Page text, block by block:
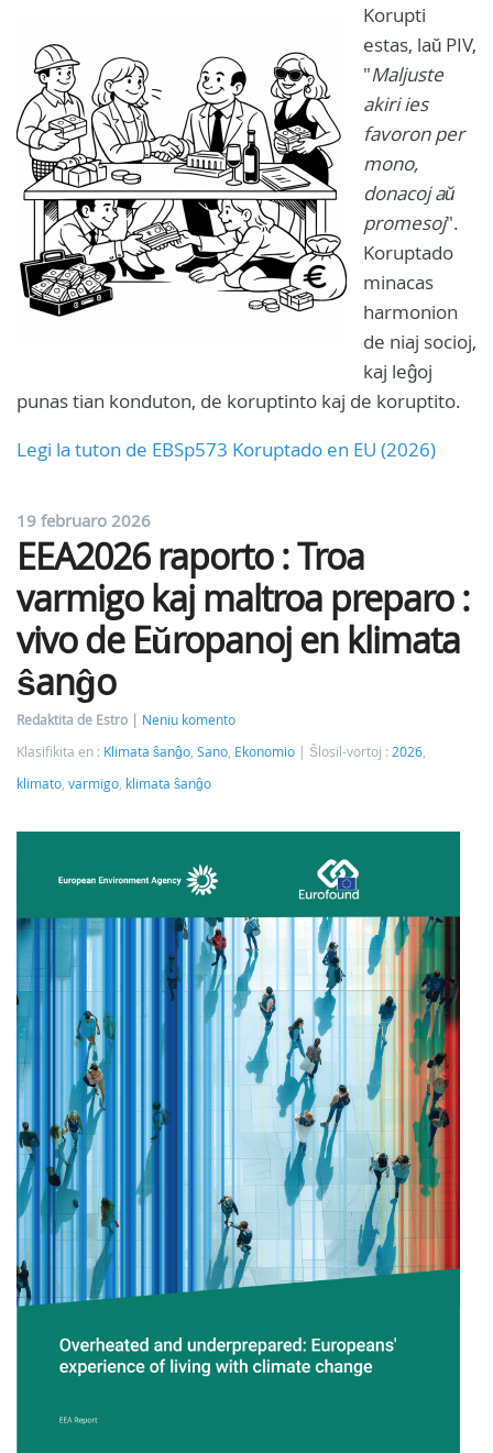
Korupti
estas, laŭ PIV,
"Maljuste
akiri ies
favoron per
mono,
donacoj aŭ
promesoj".
Koruptado
minacas
harmonion
de niaj socioj,
kaj leĝoj
punas tian konduton, de koruptinto kaj de koruptito.
Legi la tuton de EBSp573 Koruptado en EU (2026)
19 februaro 2026
EEA2026 raporto : Troa
varmigo kaj maltroa preparo :
vivo de Eŭropanoj en klimata
ŝanĝo
Redaktita de Estro
Neniu komento
Klasifikita en : Klimata ŝanĝo Sano Ekonomio Ŝlosil-vortoj : 2026
klimato varmigo klimata ŝanĝo